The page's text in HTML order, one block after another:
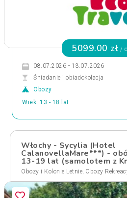
5099.00 zł /
08.07.2026 - 13.07.2026
Śniadanie i obiadokolacja
Obozy
Wiek: 13 - 18 lat
Włochy - Sycylia (Hotel
CalanovellaMare***) -
13-19 lat (samolotem z
Obozy i Kolonie Letnie, Obozy